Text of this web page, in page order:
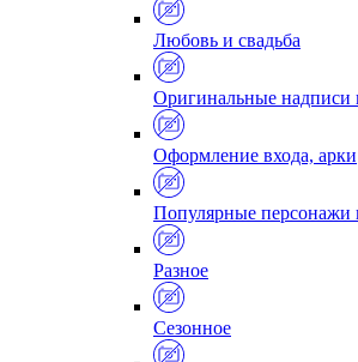
Любовь и свадьба
Оригинальные надписи
Оформление входа, арки
Популярные персонажи
Разное
Сезонное